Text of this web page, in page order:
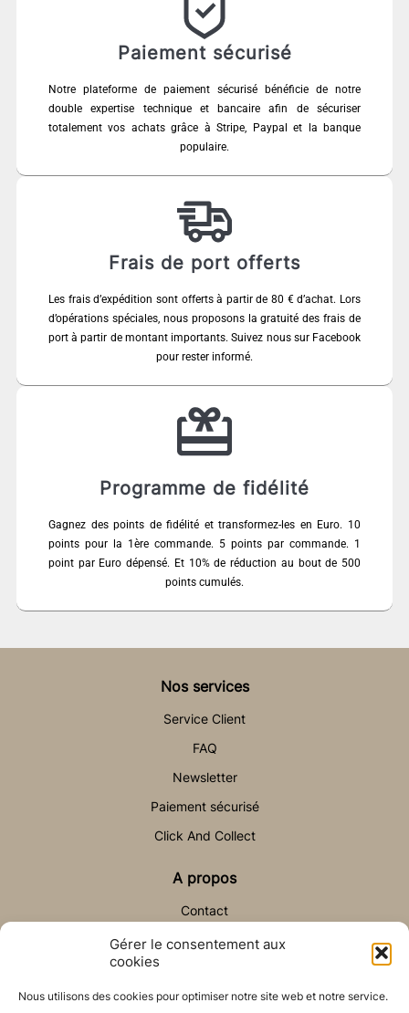
Gérer le consentement aux
cookies
Nous utilisons des cookies pour optimiser notre site web et notre service.
Paiement sécurisé
Notre plateforme de paiement sécurisé bénéficie de notre
double expertise technique et bancaire afin de sécuriser
totalement vos achats grâce à Stripe, Paypal et la banque
populaire.
Frais de port offerts
Les frais d’expédition sont offerts à partir de 80 € d’achat. Lors
d’opérations spéciales, nous proposons la gratuité des frais de
port à partir de montant importants. Suivez nous sur Facebook
pour rester informé.
Programme de fidélité
Gagnez des points de fidélité et transformez-les en Euro. 10
points pour la 1ère commande. 5 points par commande. 1
point par Euro dépensé. Et 10% de réduction au bout de 500
points cumulés.
Nos services
Service Client
FAQ
Newsletter
Paiement sécurisé
Click And Collect
A propos
Contact
Aide & Contact